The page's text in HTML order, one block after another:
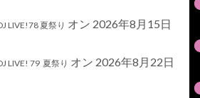
LIVE!78 夏祭り オン 2026年8月15日
LIVE! 79 夏祭り オン 2026年8月22日